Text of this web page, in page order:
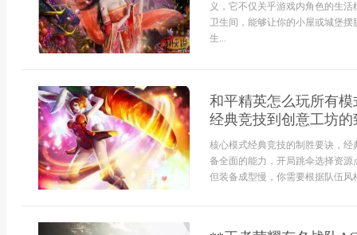
义，它不仅关乎游戏内角色的生
卫生间，能够让你的小屋或城堡
生...
和平精英怎么玩所有
经典竞技到创意工坊的
核心模式经典竞技的制胜要诀，
备全面的能力，开局跳伞选择资
但装备成型慢，你需要根据队伍